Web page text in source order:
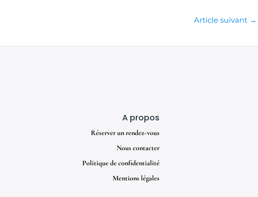
Article suivant →
A propos
Réserver un rendez-vous
Nous contacter
Politique de confidentialité
Mentions légales